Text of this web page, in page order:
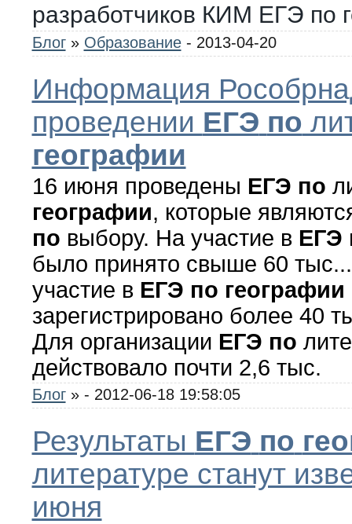
разработчиков КИМ ЕГЭ по
Блог » Образование- 2013-04-20
Информация
проведении ЕГЭ по
географии
16 июня проведены ЕГЭ по
географии, которые
по выбору. На участие в ЕГЭ
было принято свыше 60
участие в ЕГЭ по географии
зарегистрировано более 40
Для организации ЕГЭ по
действовало почти 2,6 тыс.
Блог » - 2012-06-18 19:58:05
Результаты ЕГЭ по
литературе станут
июня